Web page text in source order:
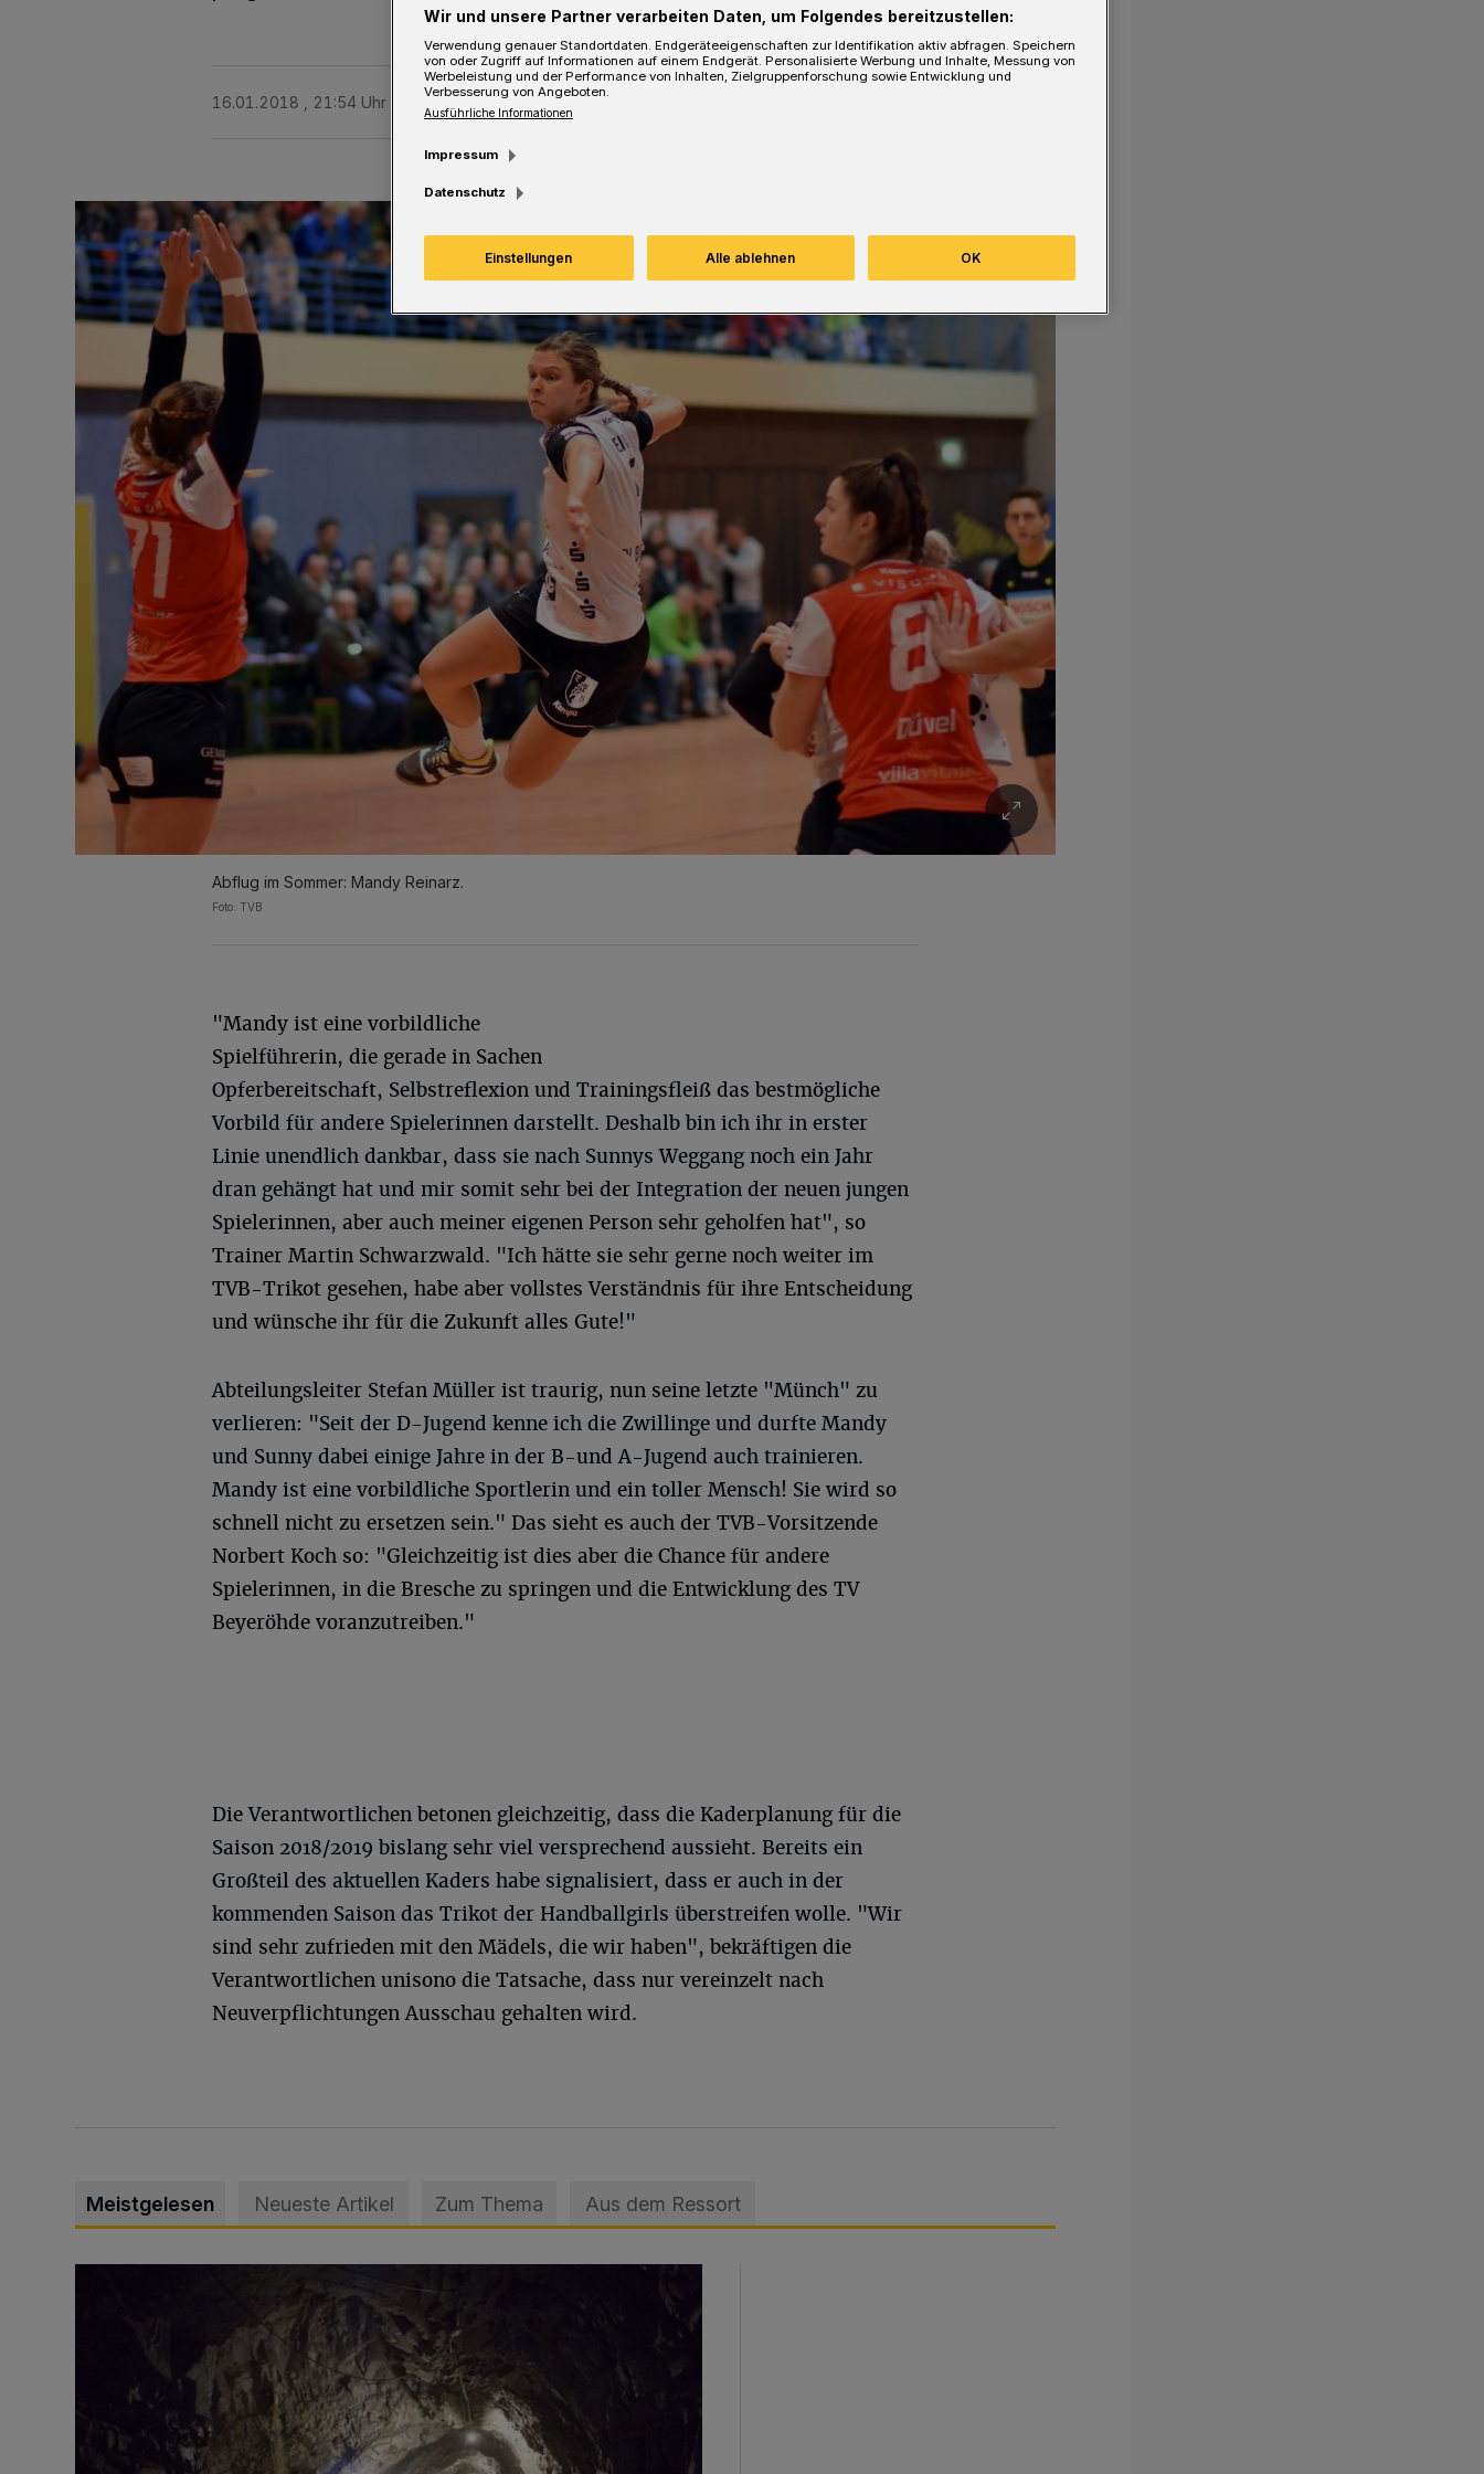
16.01.2018 , 21:54 Uhr Eine Minute Lesezeit
Abflug im Sommer: Mandy Reinarz.
Foto: TVB
"Mandy ist eine vorbildliche
Spielführerin, die gerade in Sachen
Opferbereitschaft, Selbstreflexion und Trainingsfleiß das bestmögliche
Vorbild für andere Spielerinnen darstellt. Deshalb bin ich ihr in erster
Linie unendlich dankbar, dass sie nach Sunnys Weggang noch ein Jahr
dran gehängt hat und mir somit sehr bei der Integration der neuen jungen
Spielerinnen, aber auch meiner eigenen Person sehr geholfen hat", so
Trainer Martin Schwarzwald. "Ich hätte sie sehr gerne noch weiter im
TVB-Trikot gesehen, habe aber vollstes Verständnis für ihre Entscheidung
und wünsche ihr für die Zukunft alles Gute!"
Abteilungsleiter Stefan Müller ist traurig, nun seine letzte "Münch" zu
verlieren: "Seit der D-Jugend kenne ich die Zwillinge und durfte Mandy
und Sunny dabei einige Jahre in der B-und A-Jugend auch trainieren.
Mandy ist eine vorbildliche Sportlerin und ein toller Mensch! Sie wird so
schnell nicht zu ersetzen sein." Das sieht es auch der TVB-Vorsitzende
Norbert Koch so: "Gleichzeitig ist dies aber die Chance für andere
Spielerinnen, in die Bresche zu springen und die Entwicklung des TV
Beyeröhde voranzutreiben."
Die Verantwortlichen betonen gleichzeitig, dass die Kaderplanung für die
Saison 2018/2019 bislang sehr viel versprechend aussieht. Bereits ein
Großteil des aktuellen Kaders habe signalisiert, dass er auch in der
kommenden Saison das Trikot der Handballgirls überstreifen wolle. "Wir
sind sehr zufrieden mit den Mädels, die wir haben", bekräftigen die
Verantwortlichen unisono die Tatsache, dass nur vereinzelt nach
Neuverpflichtungen Ausschau gehalten wird.
Meistgelesen Neueste Artikel Zum Thema Aus dem Ressort
Wir und unsere Partner verarbeiten Daten, um Folgendes bereitzustellen:
Verwendung genauer Standortdaten. Endgeräteeigenschaften zur Identifikation aktiv abfragen. Speichern
von oder Zugriff auf Informationen auf einem Endgerät. Personalisierte Werbung und Inhalte, Messung von
Werbeleistung und der Performance von Inhalten, Zielgruppenforschung sowie Entwicklung und
Verbesserung von Angeboten.
Ausführliche Informationen
Impressum
Datenschutz
Einstellungen Alle ablehnen OK